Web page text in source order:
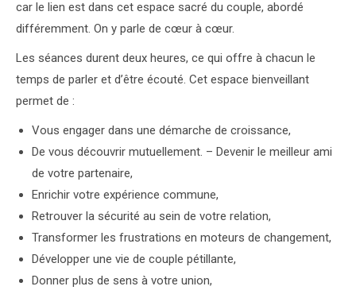
car le lien est dans cet espace sacré du couple, abordé
différemment. On y parle de cœur à cœur.
Les séances durent deux heures, ce qui offre à chacun le
temps de parler et d’être écouté. Cet espace bienveillant
permet de :
Vous engager dans une démarche de croissance,
De vous découvrir mutuellement. – Devenir le meilleur ami
de votre partenaire,
Enrichir votre expérience commune,
Retrouver la sécurité au sein de votre relation,
Transformer les frustrations en moteurs de changement,
Développer une vie de couple pétillante,
Donner plus de sens à votre union,